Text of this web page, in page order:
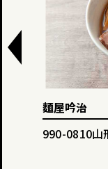
麵屋吟治
990-0810山